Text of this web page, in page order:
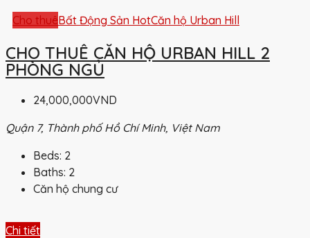
Cho thuêBất Động Sản HotCăn hộ Urban Hill
CHO THUÊ CĂN HỘ URBAN HILL 2
PHÒNG NGỦ
24,000,000VND
Quận 7, Thành phố Hồ Chí Minh, Việt Nam
Beds: 2
Baths: 2
Căn hộ chung cư
Chi tiết